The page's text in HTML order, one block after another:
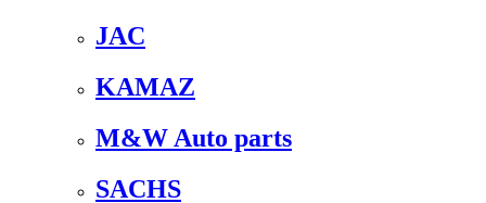
JAC
KAMAZ
M&W Auto parts
SACHS